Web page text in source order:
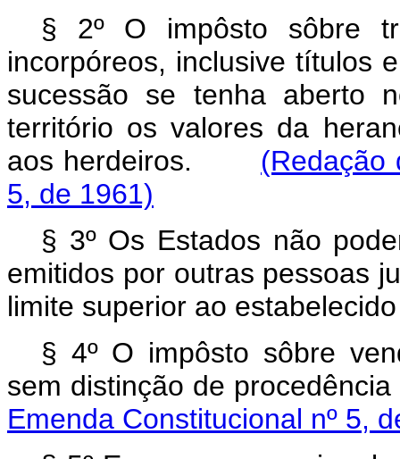
§ 2º O impôsto sôbre
incorpóreos, inclusive títulos
sucessão se tenha aberto
território os valores da
aos herdeiros. (Redação
5, de 1961)
§ 3º Os Estados não
emitidos por outras pessoas
limite superior ao
§ 4º O impôsto sôbre
sem distinção de
Emenda Constitucional nº 5,